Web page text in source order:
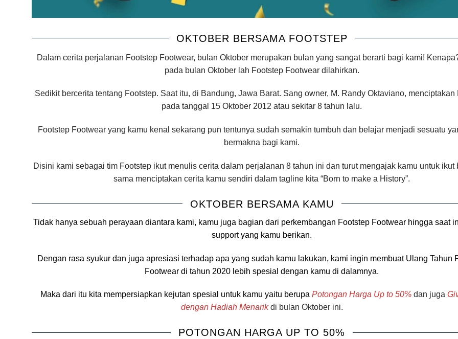
OKTOBER BERSAMA FOOTSTEP
Dalam cerita perjalanan Footstep Footwear, bulan Oktober merupakan bulan yang sangat berarti bagi kami!
pada bulan Oktober lah Footstep Footwear dilahirkan.
Sedikit bercerita tentang Footstep. Saat itu, di Bandung, Jawa Barat. Sang owner, M. Randy Oktaviano, menciptakan
pada tanggal 15 Oktober 2012 atau sekitar 8 tahun lalu.
Footstep Footwear yang kamu kenal sekarang pun tentunya sudah semakin tumbuh dan belajar menjadi sesuatu
bermakna bagi kami.
Disini kami sebagai tim Footstep ikut menulis cerita dalam perjalanan 8 tahun ini dan turut mengajak kamu untuk ikut
sama menciptakan cerita kamu sendiri dalam tagline kita “Born to make a History”.
OKTOBER BERSAMA KAMU
Tidak hanya sebuah perayaan diantara kami, kamu juga bagian dari perkembangan Footstep Footwear hingga saat
support yang kamu berikan.
Dengan rasa syukur dan juga apresiasi terhadap apa yang sudah kamu lakukan, kami ingin membuat Ulang Tahun
Footwear di tahun 2020 lebih spesial dengan kamu di dalamnya.
Maka dari itu kita mempersiapkan kejutan spesial untuk kamu yaitu berupa Potongan Harga Up to 50% dan juga
dengan Hadiah Menarikdi bulan Oktober ini.
POTONGAN HARGA UP TO 50%